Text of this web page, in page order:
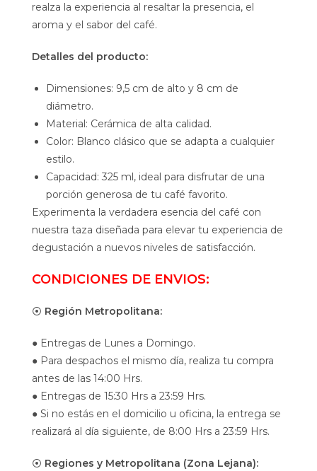
realza la experiencia al resaltar la presencia, el
aroma y el sabor del café.
Detalles del producto:
Dimensiones: 9,5 cm de alto y 8 cm de
diámetro.
Material: Cerámica de alta calidad.
Color: Blanco clásico que se adapta a cualquier
estilo.
Capacidad: 325 ml, ideal para disfrutar de una
porción generosa de tu café favorito.
Experimenta la verdadera esencia del café con
nuestra taza diseñada para elevar tu experiencia de
degustación a nuevos niveles de satisfacción.
CONDICIONES DE ENVIOS:
⦿ Región Metropolitana:
● Entregas de Lunes a Domingo.
● Para despachos el mismo día, realiza tu compra
antes de las 14:00 Hrs.
● Entregas de 15:30 Hrs a 23:59 Hrs.
● Si no estás en el domicilio u oficina, la entrega se
realizará al día siguiente, de 8:00 Hrs a 23:59 Hrs.
⦿ Regiones y Metropolitana (Zona Lejana):